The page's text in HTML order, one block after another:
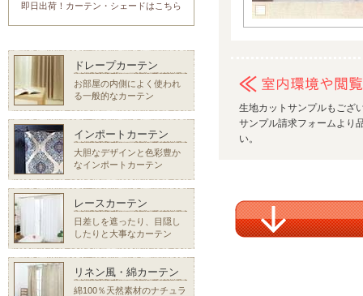
生地カットサンプルもござ
サンプル請求フォームより
い。
即日出荷！カーテン・シェードはこちら
ドレープカーテン
お部屋の内側によく使われ
る一般的なカーテン
インポートカーテン
大胆なデザインと色彩豊か
なインポートカーテン
レースカーテン
日差しを遮ったり、目隠し
したりと大事なカーテン
リネン風・綿カーテン
綿100％天然素材のナチュラ